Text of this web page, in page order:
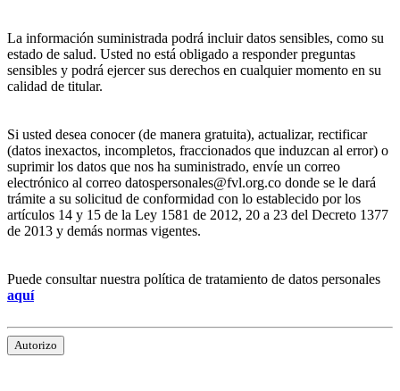
La información suministrada podrá incluir datos sensibles, como su
estado de salud. Usted no está obligado a responder preguntas
sensibles y podrá ejercer sus derechos en cualquier momento en su
calidad de titular.
Si usted desea conocer (de manera gratuita), actualizar, rectificar
(datos inexactos, incompletos, fraccionados que induzcan al error) o
suprimir los datos que nos ha suministrado, envíe un correo
electrónico al correo datospersonales@fvl.org.co donde se le dará
trámite a su solicitud de conformidad con lo establecido por los
artículos 14 y 15 de la Ley 1581 de 2012, 20 a 23 del Decreto 1377
de 2013 y demás normas vigentes.
Puede consultar nuestra política de tratamiento de datos personales
aquí
Autorizo